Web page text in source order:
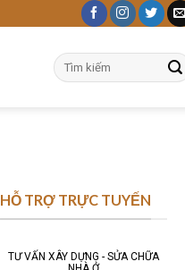
Tìm
kiếm:
HỖ TRỢ TRỰC TUYẾN
TƯ VẤN XÂY DỰNG - SỬA CHỮA